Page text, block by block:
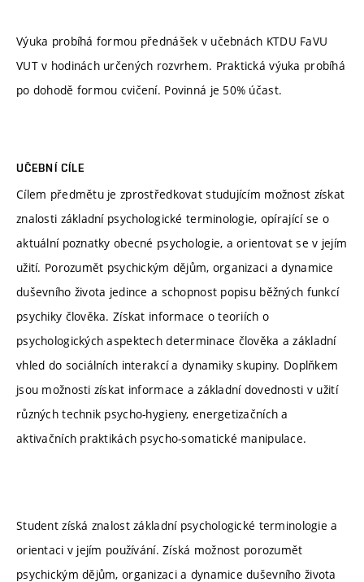
Výuka probíhá formou přednášek v učebnách KTDU FaVU
VUT v hodinách určených rozvrhem. Praktická výuka probíhá
po dohodě formou cvičení. Povinná je 50% účast.
UČEBNÍ CÍLE
Cílem předmětu je zprostředkovat studujícím možnost získat
znalosti základní psychologické terminologie, opírající se o
aktuální poznatky obecné psychologie, a orientovat se v jejím
užití. Porozumět psychickým dějům, organizaci a dynamice
duševního života jedince a schopnost popisu běžných funkcí
psychiky člověka. Získat informace o teoriích o
psychologických aspektech determinace člověka a základní
vhled do sociálních interakcí a dynamiky skupiny. Doplňkem
jsou možnosti získat informace a základní dovednosti v užití
různých technik psycho-hygieny, energetizačních a
aktivačních praktikách psycho-somatické manipulace.
Student získá znalost základní psychologické terminologie a
orientaci v jejím používání. Získá možnost porozumět
psychickým dějům, organizaci a dynamice duševního života